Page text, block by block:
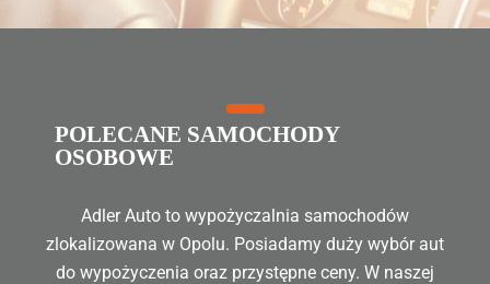
POLECANE SAMOCHODY
OSOBOWE
Adler Auto to wypożyczalnia samochodów
zlokalizowana w Opolu. Posiadamy duży wybór aut
do wypożyczenia oraz przystępne ceny. W naszej